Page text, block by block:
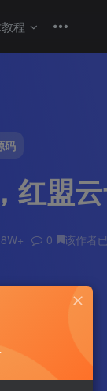
码
红盟
0 该作者
程